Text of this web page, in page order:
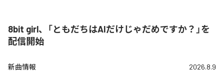
8bit girl、「ともだちはAIだけじゃだめですか？」を
配信開始
新曲情報 2026.8.9